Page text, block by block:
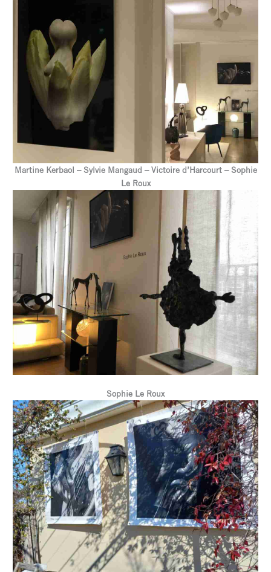
Martine Kerbaol – Sylvie Mangaud – Victoire d’Harcourt – Sophie
Le Roux
Sophie Le Roux